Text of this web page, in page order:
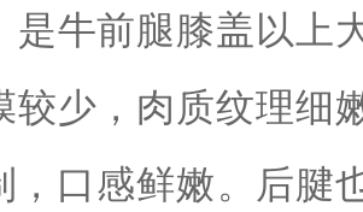
是牛前腿膝盖以上
较少，肉质纹理细
，口感鲜嫩‌。后腱